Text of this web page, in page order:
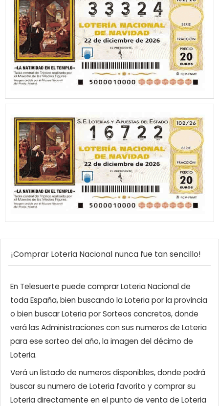
¡Comprar Loteria Nacional nunca fue tan sencillo!
En Telesuerte puede comprar Loteria Nacional de
toda España, bien buscando la Loteria por la provincia
o bien buscar Loteria por Sorteos concretos, donde
verá las Administraciones con sus numeros de Loteria
para ese sorteo del año, la imagen del décimo de
Loteria.
Verá un listado de numeros disponibles, donde podrá
buscar su numero de Loteria favorito y comprar su
Loteria directamente en el punto de venta de Loteria